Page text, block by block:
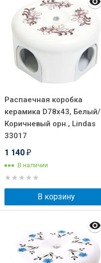
Распаечная коробка
керамика D78х43, Белый/
Коричневый орн., Lindas
33017
1 140 ₽
В наличии
В корзину